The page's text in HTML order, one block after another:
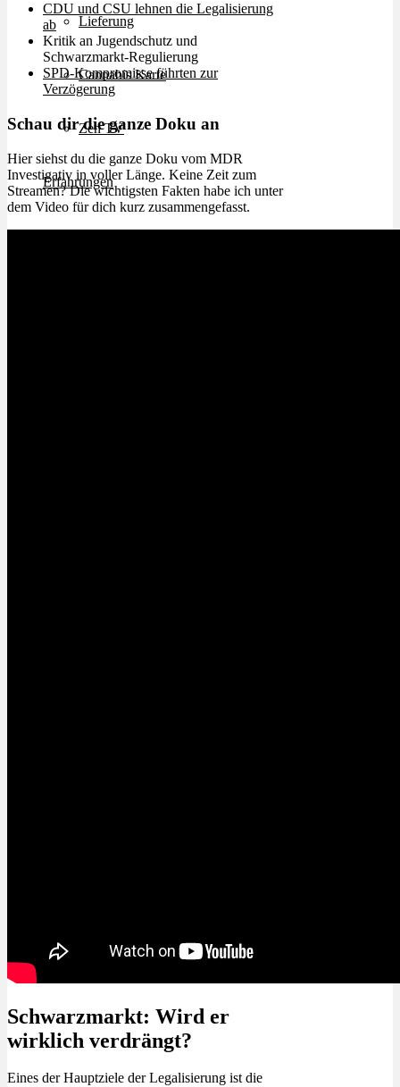
Lieferung
Cannabis Karte
Zen TV
Erfahrungen
CDU und CSU lehnen die Legalisierung
ab
Kritik an Jugendschutz und
Schwarzmarkt-Regulierung
SPD-Kompromisse führten zur
Verzögerung
Schau dir die ganze Doku an
Hier siehst du die ganze Doku vom MDR
Investigativ in voller Länge. Keine Zeit zum
Streamen? Die wichtigsten Fakten habe ich unter
dem Video für dich kurz zusammengefasst.
Schwarzmarkt: Wird er
wirklich verdrängt?
Eines der Hauptziele der Legalisierung ist die